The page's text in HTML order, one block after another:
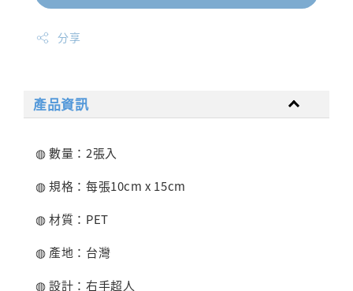
分享
產品資訊
◍ 數量：2張入
◍ 規格：每張10cm x 15cm
◍ 材質：PET
◍ 產地：台灣
◍ 設計： 右手超人